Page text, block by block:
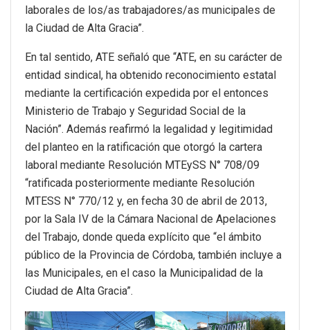
laborales de los/as trabajadores/as municipales de
la Ciudad de Alta Gracia”.
En tal sentido, ATE señaló que “ATE, en su carácter de
entidad sindical, ha obtenido reconocimiento estatal
mediante la certificación expedida por el entonces
Ministerio de Trabajo y Seguridad Social de la
Nación”. Además reafirmó la legalidad y legitimidad
del planteo en la ratificación que otorgó la cartera
laboral mediante Resolución MTEySS N° 708/09
“ratificada posteriormente mediante Resolución
MTESS N° 770/12 y, en fecha 30 de abril de 2013,
por la Sala IV de la Cámara Nacional de Apelaciones
del Trabajo, donde queda explícito que “el ámbito
público de la Provincia de Córdoba, también incluye a
las Municipales, en el caso la Municipalidad de la
Ciudad de Alta Gracia”.